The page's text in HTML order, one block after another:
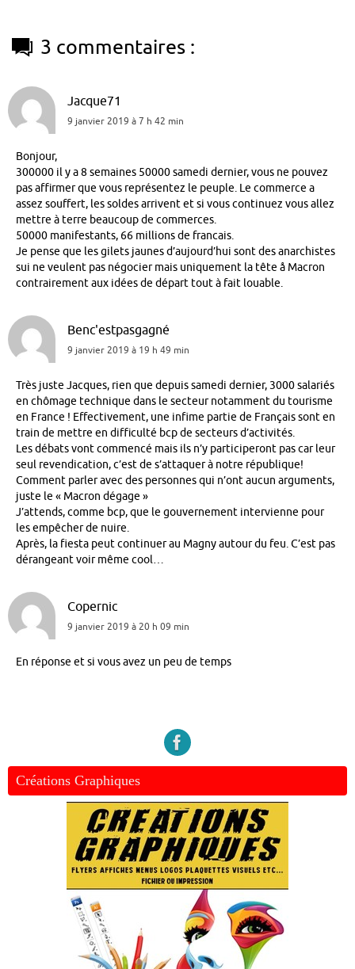
3 commentaires :
Jacque71
9 janvier 2019 à 7 h 42 min
Bonjour,
300000 il y a 8 semaines 50000 samedi dernier, vous ne pouvez
pas affirmer que vous représentez le peuple. Le commerce a
assez souffert, les soldes arrivent et si vous continuez vous allez
mettre à terre beaucoup de commerces.
50000 manifestants, 66 millions de francais.
Je pense que les gilets jaunes d’aujourd’hui sont des anarchistes
sui ne veulent pas négocier mais uniquement la tête å Macron
contrairement aux idées de départ tout à fait louable.
Benc'estpasgagné
9 janvier 2019 à 19 h 49 min
Très juste Jacques, rien que depuis samedi dernier, 3000 salariés
en chômage technique dans le secteur notamment du tourisme
en France ! Effectivement, une infime partie de Français sont en
train de mettre en difficulté bcp de secteurs d’activités.
Les débats vont commencé mais ils n’y participeront pas car leur
seul revendication, c’est de s’attaquer à notre république!
Comment parler avec des personnes qui n’ont aucun arguments,
juste le « Macron dégage »
J’attends, comme bcp, que le gouvernement intervienne pour
les empêcher de nuire.
Après, la fiesta peut continuer au Magny autour du feu. C’est pas
dérangeant voir même cool…
Copernic
9 janvier 2019 à 20 h 09 min
En réponse et si vous avez un peu de temps
Créations Graphiques